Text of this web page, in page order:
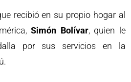
recibió en su propio hogar al
Simón Bolívar, quien le
por sus servicios en la